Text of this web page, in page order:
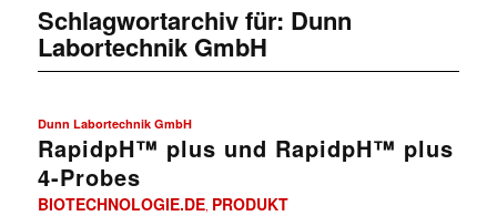
Schlagwortarchiv für: Dunn
Labortechnik GmbH
Dunn Labortechnik GmbH
RapidpH™ plus und RapidpH™ plus
4-Probes
BIOTECHNOLOGIE.DE, PRODUKT